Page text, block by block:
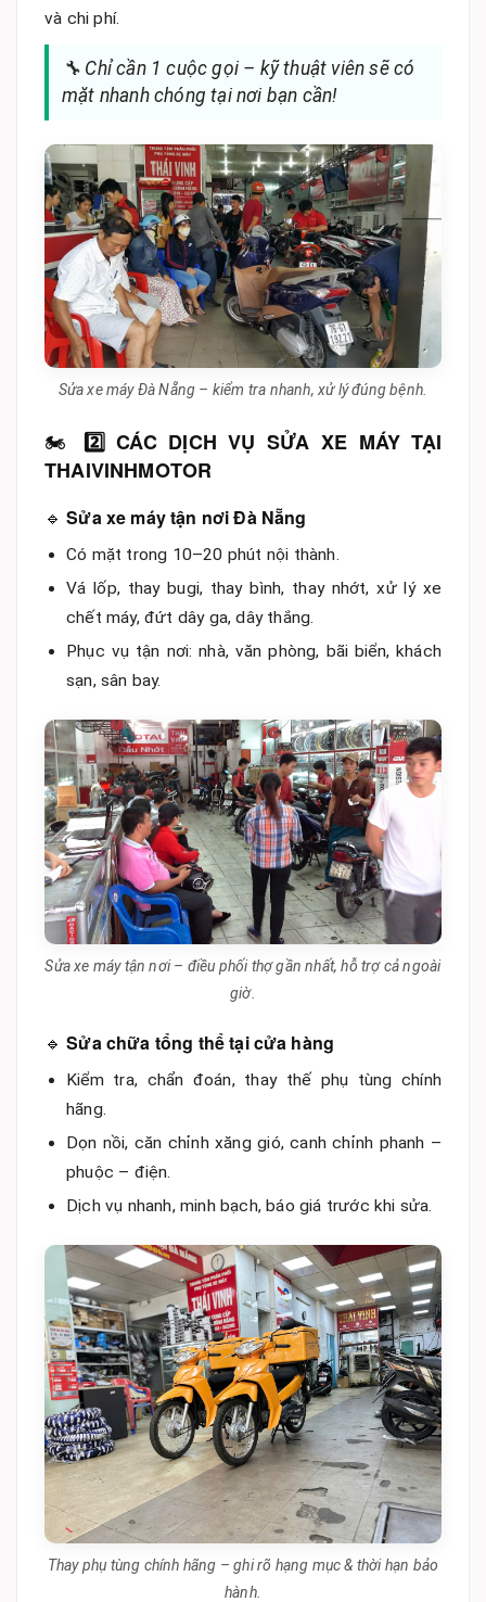
và chi phí.
🔧 Chỉ cần 1 cuộc gọi – kỹ thuật viên sẽ có
mặt nhanh chóng tại nơi bạn cần!
Sửa xe máy Đà Nẵng – kiểm tra nhanh, xử lý đúng bệnh.
🏍️ 2️⃣ CÁC DỊCH VỤ SỬA XE MÁY TẠI
THAIVINHMOTOR
🔹Sửa xe máy tận nơi Đà Nẵng
Có mặt trong 10–20 phút nội thành.
Vá lốp, thay bugi, thay bình, thay nhớt, xử lý xe
chết máy, đứt dây ga, dây thắng.
Phục vụ tận nơi: nhà, văn phòng, bãi biển, khách
sạn, sân bay.
Sửa xe máy tận nơi – điều phối thợ gần nhất, hỗ trợ cả ngoài
giờ.
🔹Sửa chữa tổng thể tại cửa hàng
Kiểm tra, chẩn đoán, thay thế phụ tùng chính
hãng.
Dọn nồi, căn chỉnh xăng gió, canh chỉnh phanh –
phuộc – điện.
Dịch vụ nhanh, minh bạch, báo giá trước khi sửa.
Thay phụ tùng chính hãng – ghi rõ hạng mục & thời hạn bảo
hành.